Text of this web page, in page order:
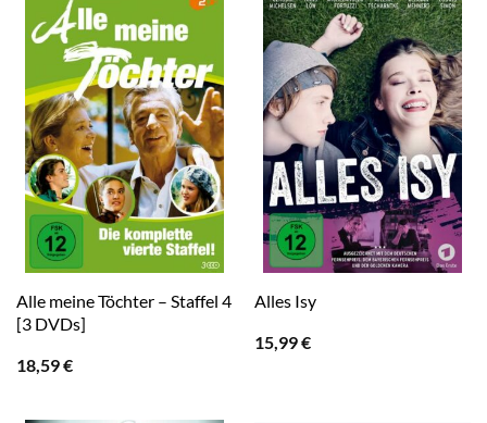
Alle meine Töchter – Staffel 4
[3 DVDs]
18,59€
Alles Isy
15,99€